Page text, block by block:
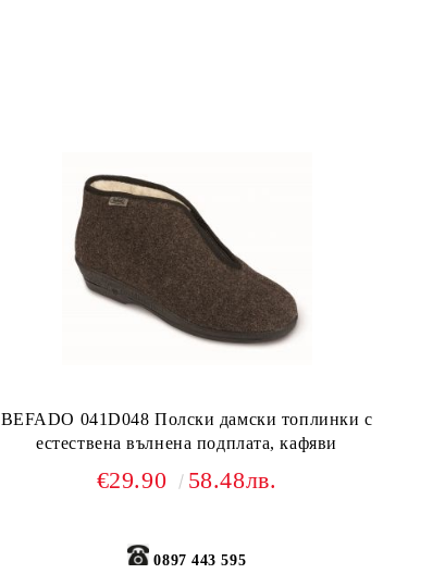
BEFADO 041D048 Полски дамски топлинки с
естествена вълнена подплата, кафяви
€29.90 58.48лв.
0897 443 595